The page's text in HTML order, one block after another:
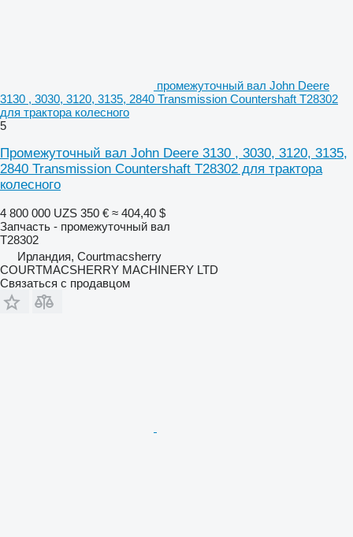
промежуточный вал John Deere
3130 , 3030, 3120, 3135, 2840 Transmission Countershaft T28302
для трактора колесного
5
Промежуточный вал John Deere 3130 , 3030, 3120, 3135,
2840 Transmission Countershaft T28302 для трактора
колесного
4 800 000 UZS 350 € ≈ 404,40 $
Запчасть - промежуточный вал
T28302
Ирландия, Courtmacsherry
COURTMACSHERRY MACHINERY LTD
Связаться с продавцом